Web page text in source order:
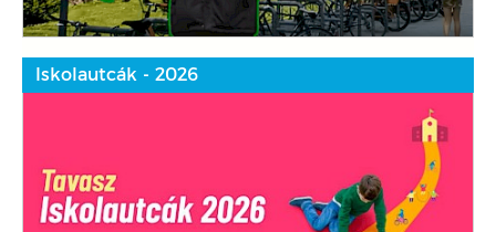
Iskolautcák - 2026